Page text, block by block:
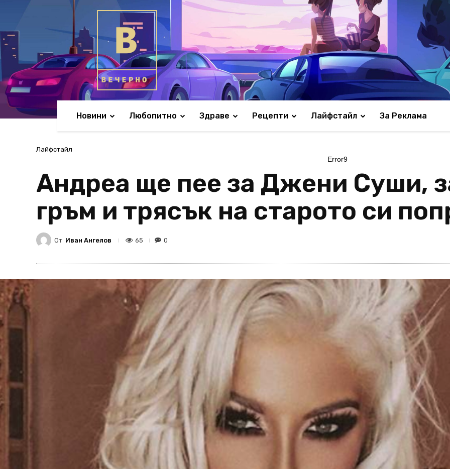
Новини Любопитно Здраве Рецепти Лайфстайл За Реклама
Лайфстайл
Error9
Андреа ще пее за Джени Суши,
гръм и трясък на старото си
От Иван Ангелов 65 0